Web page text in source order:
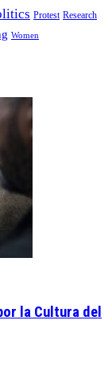
Protest Research
Women
la Cultura del